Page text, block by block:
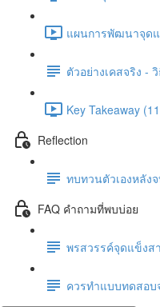
แผนการพัฒนาจุด
ตัวอย่างเคสจริง -
Key Takeaway
Reflection
ทบทวนตัวเองหลัง
FAQ คำถามที่พบบ่อย
พรสวรรค์จุดแข็งส
ควรทำแบบทดสอ